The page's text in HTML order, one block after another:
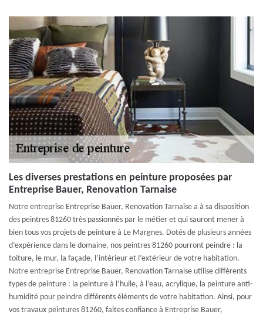
Les diverses prestations en peinture proposées par
Entreprise Bauer, Renovation Tarnaise
Notre entreprise Entreprise Bauer, Renovation Tarnaise a à sa disposition
des peintres 81260 très passionnés par le métier et qui sauront mener à
bien tous vos projets de peinture à Le Margnes. Dotés de plusieurs années
d’expérience dans le domaine, nos peintres 81260 pourront peindre : la
toiture, le mur, la façade, l’intérieur et l’extérieur de votre habitation.
Notre entreprise Entreprise Bauer, Renovation Tarnaise utilise différents
types de peinture : la peinture à l’huile, à l’eau, acrylique, la peinture anti-
humidité pour peindre différents éléments de votre habitation. Ainsi, pour
vos travaux peintures 81260, faites confiance à Entreprise Bauer,